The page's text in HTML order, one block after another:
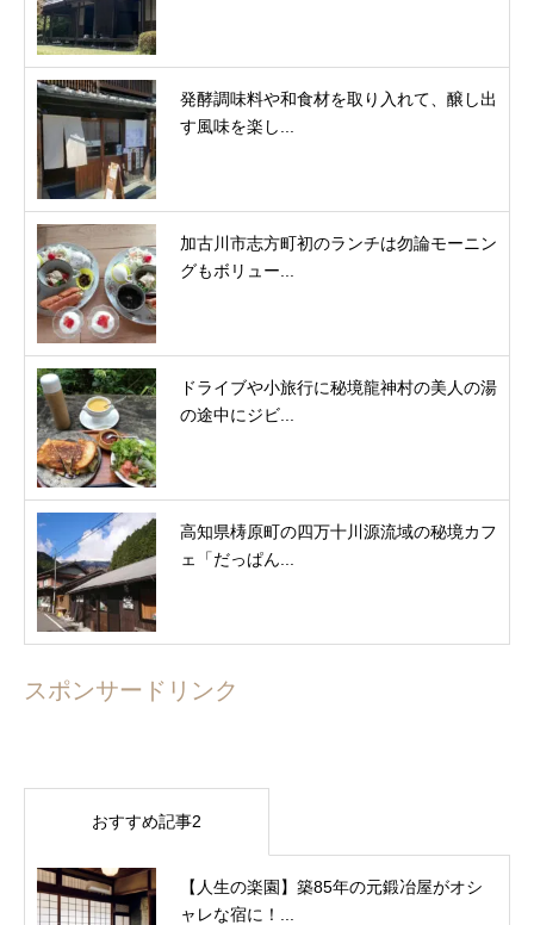
発酵調味料や和食材を取り入れて、醸し出
す風味を楽し...
加古川市志方町初のランチは勿論モーニン
グもボリュー...
ドライブや小旅行に秘境龍神村の美人の湯
の途中にジビ...
高知県梼原町の四万十川源流域の秘境カフ
ェ「だっぱん...
スポンサードリンク
おすすめ記事2
【人生の楽園】築85年の元鍛冶屋がオシ
ャレな宿に！...